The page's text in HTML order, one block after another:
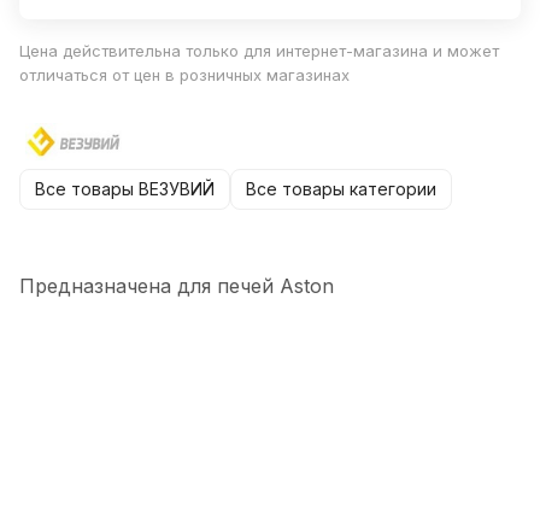
Цена действительна только для интернет-магазина и может
отличаться от цен в розничных магазинах
Все товары ВЕЗУВИЙ Все товары категории
Предназначена для печей Aston